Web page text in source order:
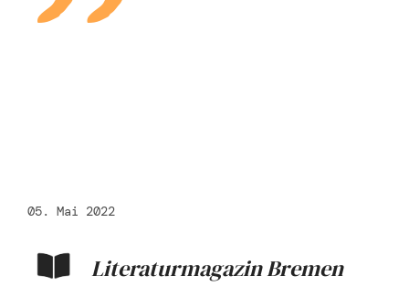
05. Mai 2022
Literaturmagazin Bremen